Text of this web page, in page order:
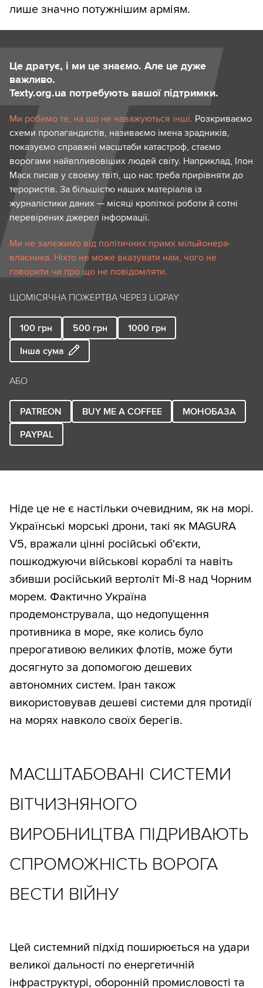
лише значно потужнішим арміям.
Це дратує, і ми це знаємо. Але це дуже
важливо.
Texty.org.ua потребують вашої підтримки.
Ми робимо те, на що не наважуються інші. Розкриваємо
схеми пропагандистів, називаємо імена зрадників,
показуємо справжні масштаби катастроф, стаємо
ворогами найвпливовіших людей світу. Наприклад, Ілон
Маск писав у своєму твіті, що нас треба прирівняти до
терористів. За більшістю наших матеріалів із
журналістики даних — місяці кропіткої роботи й сотні
перевірених джерел інформації.
Ми не залежимо від політичних примх мільйонера-
власника. Ніхто не може вказувати нам, чого не
говорити чи про що не повідомляти.
ЩОМІСЯЧНА ПОЖЕРТВА ЧЕРЕЗ LIQPAY
100 грн 500 грн 1000 грн
Інша сума
АБО
PATREON BUY ME A COFFEE
МОНОБАЗА
PAYPAL
Ніде це не є настільки очевидним, як на морі.
Українські морські дрони, такі як MAGURA
V5, вражали цінні російські об'єкти,
пошкоджуючи військові кораблі та навіть
збивши російський вертоліт Мі-8 над Чорним
морем. Фактично Україна
продемонструвала, що недопущення
противника в море, яке колись було
прерогативою великих флотів, може бути
досягнуто за допомогою дешевих
автономних систем. Іран також
використовував дешеві системи для протидії
на морях навколо своїх берегів.
МАСШТАБОВАНІ СИСТЕМИ
ВІТЧИЗНЯНОГО
ВИРОБНИЦТВА ПІДРИВАЮТЬ
СПРОМОЖНІСТЬ ВОРОГА
ВЕСТИ ВІЙНУ
Цей системний підхід поширюється на удари
великої дальності по енергетичній
інфраструктурі, оборонній промисловості та